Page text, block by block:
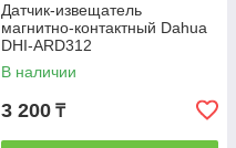
Датчик-извещатель
магнитно-контактный Dahua
DHI-ARD312
В наличии
3 200 ₸